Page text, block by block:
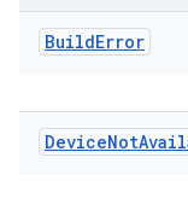
BuildError
DeviceNot